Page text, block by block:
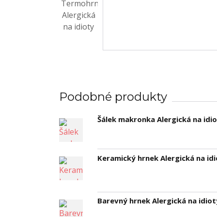
Podobné produkty
Šálek makronka Alergická na
Keramický hrnek Alergická na
Barevný hrnek Alergická na